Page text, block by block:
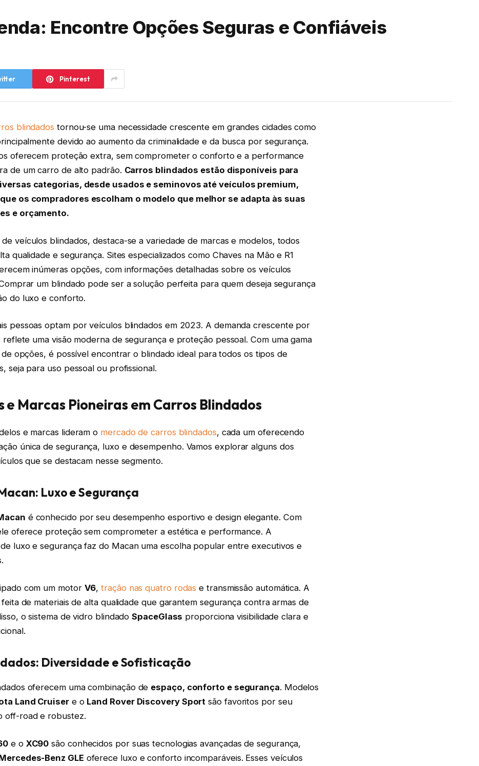
Encontre Opções Seguras e Confiáveis
Pinterest
blindados tornou-se uma necessidade crescente em grandes cidades como
devido ao aumento da criminalidade e da busca por segurança.
oferecem proteção extra, sem comprometer o conforto e a performance
de um carro de alto padrão. Carros blindados estão disponíveis para
categorias, desde usados e seminovos até veículos premium,
os compradores escolham o modelo que melhor se adapta às suas
e orçamento.
veículos blindados, destaca-se a variedade de marcas e modelos, todos
qualidade e segurança. Sites especializados como Chaves na Mão e R1
inúmeras opções, com informações detalhadas sobre os veículos
um blindado pode ser a solução perfeita para quem deseja segurança
do luxo e conforto.
pessoas optam por veículos blindados em 2023. A demanda crescente por
reflete uma visão moderna de segurança e proteção pessoal. Com uma gama
de opções, é possível encontrar o blindado ideal para todos os tipos de
seja para uso pessoal ou profissional.
e Marcas Pioneiras em Carros Blindados
e marcas lideram o mercado de carros blindados, cada um oferecendo
única de segurança, luxo e desempenho. Vamos explorar alguns dos
que se destacam nesse segmento.
Luxo e Segurança
é conhecido por seu desempenho esportivo e design elegante. Com
oferece proteção sem comprometer a estética e performance. A
luxo e segurança faz do Macan uma escolha popular entre executivos e
com um motor V6,tração nas quatro rodas e transmissão automática. A
de materiais de alta qualidade que garantem segurança contra armas de
o sistema de vidro blindadoSpaceGlass proporciona visibilidade clara e
Diversidade e Sofisticação
oferecem uma combinação de espaço, conforto e segurança. Modelos
Land Cruisere o Land Rover Discovery Sport são favoritos por seu
off-road e robustez.
e o XC90 são conhecidos por suas tecnologias avançadas de segurança,
Benz GLE oferece luxo e conforto incomparáveis. Esses veículos